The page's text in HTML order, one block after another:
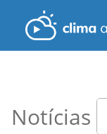
Notícias